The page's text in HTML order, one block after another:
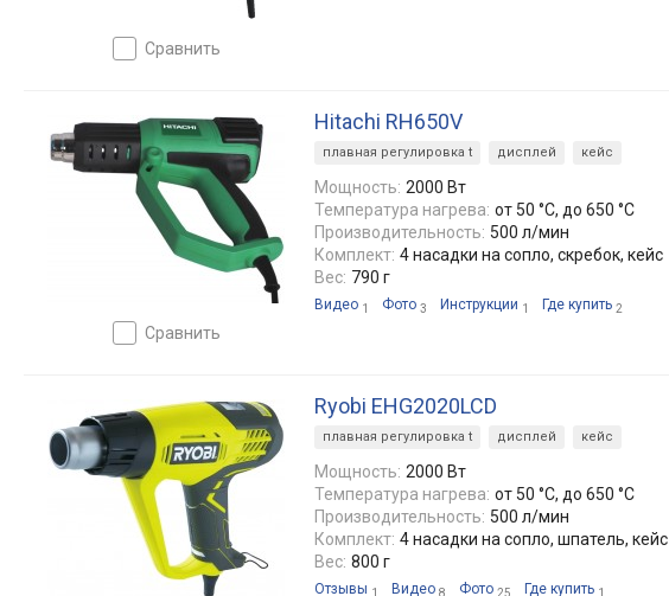
сравнить
сравнить
Hitachi RH650V
плавная регулировка t дисплей кейс
Мощность: 2000 Вт
Температура нагрева: от 50 °C, до 650 °C
Производительность: 500 л/мин
Комплект: 4 насадки на сопло, скребок, кейс
Вес: 790 г
Видео 1 Фото 3 Инструкции 1 Где купить 2
Ryobi EHG2020LCD
плавная регулировка t дисплей кейс
Мощность: 2000 Вт
Температура нагрева: от 50 °C, до 650 °C
Производительность: 500 л/мин
Комплект: 4 насадки на сопло, шпатель, кейс
Вес: 800 г
Отзывы 1 Видео 8 Фото 25 Где купить 1